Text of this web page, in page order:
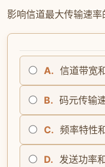
影响信道最大传输速率
A. 信道带宽
B. 码元传输
C. 频率特性
D. 发送功率